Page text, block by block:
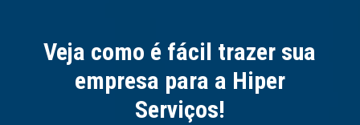
Veja como é fácil trazer sua
empresa para a Hiper
Serviços!